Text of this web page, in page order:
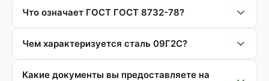
Что означает ГОСТ ГОСТ 8732-78?
Чем характеризуется сталь 09Г2С?
Какие документы вы предоставляете на